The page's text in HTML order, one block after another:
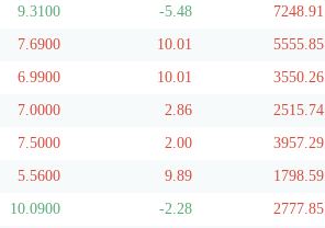
9.3100 -5.48 7248.91
7.6900 10.01 5555.85
6.9900 10.01 3550.26
7.0000 2.86 2515.74
7.5000 2.00 3957.29
5.5600 9.89 1798.59
10.0900 -2.28 2777.85